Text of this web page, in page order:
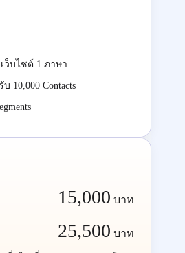
ว็บไซต์ 1 ภาษา
10,000 Contacts
15,000 บาท
25,500 บาท